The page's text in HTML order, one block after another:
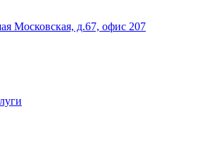
Московская, д.67, офис 207